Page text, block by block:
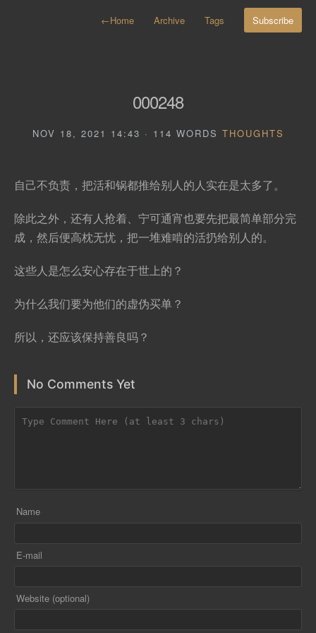
←Home Archive Tags Subscribe
000248
NOV 18, 2021 14:43 · 114 WORDS THOUGHTS
自己不负责，把活和锅都推给别人的人实在是太多了。
除此之外，还有人抢着、宁可通宵也要先把最简单部分完
成，然后便高枕无忧，把一堆难啃的活扔给别人的。
这些人是怎么安心存在于世上的？
为什么我们要为他们的虚伪买单？
所以，还应该保持善良吗？
No Comments Yet
Name
E-mail
Website (optional)